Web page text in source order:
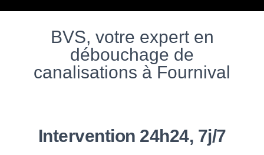
BVS, votre expert en
débouchage de
canalisations à Fournival
Intervention 24h24, 7j/7